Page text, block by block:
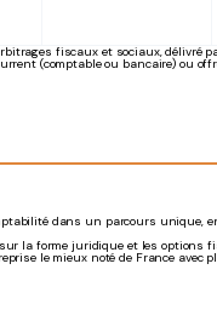
fiscaux et sociaux, délivré
(comptable ou bancaire) ou
dans un parcours unique,
la forme juridique et les options
le mieux noté de France avec